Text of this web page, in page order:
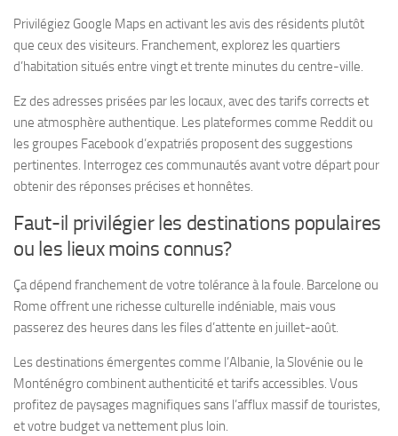
Privilégiez Google Maps en activant les avis des résidents plutôt
que ceux des visiteurs. Franchement, explorez les quartiers
d’habitation situés entre vingt et trente minutes du centre-ville.
Ez des adresses prisées par les locaux, avec des tarifs corrects et
une atmosphère authentique. Les plateformes comme Reddit ou
les groupes Facebook d’expatriés proposent des suggestions
pertinentes. Interrogez ces communautés avant votre départ pour
obtenir des réponses précises et honnêtes.
Faut-il privilégier les destinations populaires
ou les lieux moins connus?
Ça dépend franchement de votre tolérance à la foule. Barcelone ou
Rome offrent une richesse culturelle indéniable, mais vous
passerez des heures dans les files d’attente en juillet-août.
Les destinations émergentes comme l’Albanie, la Slovénie ou le
Monténégro combinent authenticité et tarifs accessibles. Vous
profitez de paysages magnifiques sans l’afflux massif de touristes,
et votre budget va nettement plus loin.